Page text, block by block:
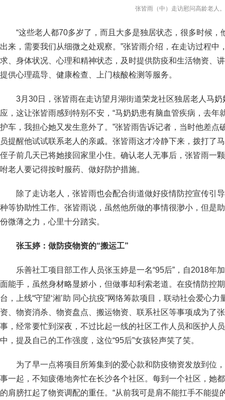
张皆雨（中）走访慰问高龄老人。
“这些老人都70多岁了，而且大多是独居状态，很多时候
出来，需要我们从细微之处观察。”张皆雨介绍，在走访过程中
求、身体状况、心理和精神状态，及时提供防疫和生活物资、
提供心理疏导、健康检查、上门核酸检测等服务。
3月30日，张皆雨在走访望月湖街道荣龙社区独居老人马
应，这让张皆雨感到特别不安，“马奶奶患有脑血管疾病，去年
护车，我担心她又发生意外了。”张皆雨告诉记者，当时他差点
员提醒他试试联系老人的亲戚。张皆雨这才冷静下来，拨打了
侄子前几天已将她接回家里小住。确认老人无事后，张皆雨一
咐老人要记得按时服药、做好防护措施。
除了走访老人，张皆雨也会配合街道做好疫情防控宣传引
种等协助性工作。张皆雨说，虽然他所做的事情很渺小，但是
份微薄之力，心里十分踏实。
张玉婷：做防疫物资的“搬运工”
乐善社工项目部工作人员张玉婷是一名“95后”，自2018年
面能手，虽然身材略显娇小，但做事却利索老道。在疫情防控
台，上线“守望‘湘’助 同心抗疫”网络筹款项目，联动社会爱心
资、物资消杀、物资盘点、搬运物资、联系社区等事项成为了
事，经常要忙到深夜，不过比起一线的社区工作人员和医护人
中，提及自己的工作强度，这位“95后”女孩轻声笑了笑。
为了早一点将项目所筹集到的爱心款和防疫物资发放到位
事一起，不知疲倦地奔忙在长沙各个社区。每到一个社区，她
的肩膀扛起了物资调配的重任。“从前我可是肩不能扛手不能提